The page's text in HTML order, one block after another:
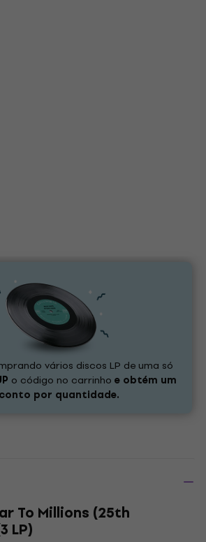
vários discos LP de uma só
o código no carrinho e obtém um
por quantidade.
To Millions (25th
LP)